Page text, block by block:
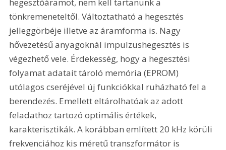
hegesztőáramot, nem kell tartanunk a
tönkremeneteltől. Változtatható a hegesztés
jelleggörbéje illetve az áramforma is. Nagy
hővezetésű anyagoknál impulzushegesztés is
végezhető vele. Érdekesség, hogy a hegesztési
folyamat adatait tároló memória (EPROM)
utólagos cseréjével új funkciókkal ruházható fel a
berendezés. Emellett eltárolhatóak az adott
feladathoz tartozó optimális értékek,
karakterisztikák. A korábban említett 20 kHz körüli
frekvenciához kis méretű transzformátor is